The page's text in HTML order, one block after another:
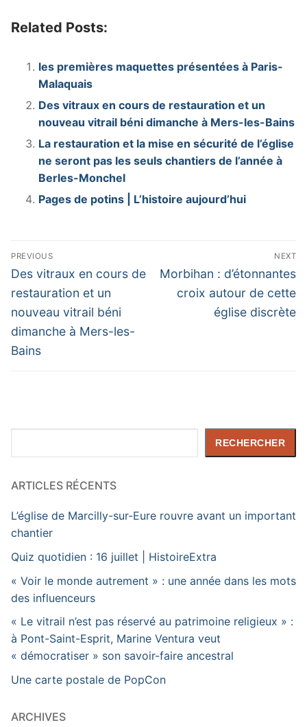
Related Posts:
les premières maquettes présentées à Paris-
Malaquais
Des vitraux en cours de restauration et un
nouveau vitrail béni dimanche à Mers-les-Bains
La restauration et la mise en sécurité de l’église
ne seront pas les seuls chantiers de l’année à
Berles-Monchel
Pages de potins | L’histoire aujourd’hui
Navigation
de
l’article
PREVIOUS
Previous
post:
Des vitraux en cours de
restauration et un
nouveau vitrail béni
dimanche à Mers-les-
Bains
NEXT
Next
post:
Morbihan : d’étonnantes
croix autour de cette
église discrète
RECHERCHER
ARTICLES RÉCENTS
L’église de Marcilly-sur-Eure rouvre avant un important
chantier
Quiz quotidien : 16 juillet | HistoireExtra
« Voir le monde autrement » : une année dans les mots
des influenceurs
« Le vitrail n’est pas réservé au patrimoine religieux » :
à Pont-Saint-Esprit, Marine Ventura veut
« démocratiser » son savoir-faire ancestral
Une carte postale de PopCon
ARCHIVES